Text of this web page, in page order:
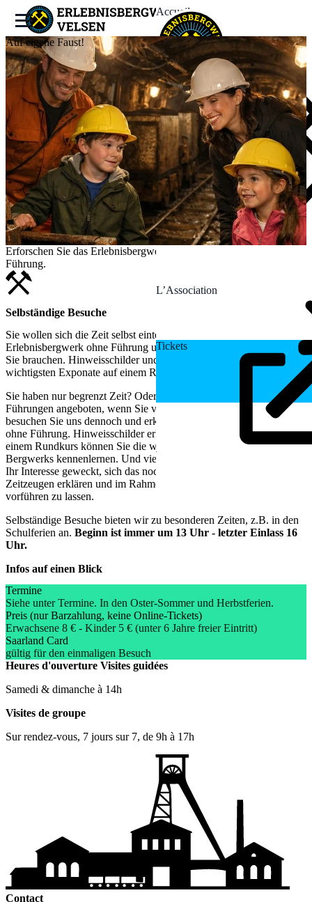
Accueil
La Mine
Expériences
Événements
News
L’Association
Tickets
Auf eigene Faust!
Erforschen Sie das Erlebnisbergwerk auf eigene Faust, ohne
Führung.
Selbständige Besuche
Sie wollen sich die Zeit selbst einteilen? Besuchen Sie das
Erlebnisbergwerk ohne Führung und lassen sich überall die Zeit, die
Sie brauchen. Hinweisschilder und ein Plan erläutern die
wichtigsten Exponate auf einem Rundgang.
Sie haben nur begrenzt Zeit? Oder es werden gerade dann keine
Führungen angeboten, wenn Sie vorbeikommen wollen? Dann
besuchen Sie uns dennoch und erkunden Sie das Erlebnisbergwerk
ohne Führung. Hinweisschilder erklären Ihnen die Exponate. Auf
einem Rundkurs können Sie die wichtigsten Stationen des
Bergwerks kennenlernen. Und vielleicht haben wir ja gerade dann
Ihr Interesse geweckt, sich das nochmal in Ruhe von einem
Zeitzeugen erklären und im Rahmen einer Führung auch in Betrieb
vorführen zu lassen.
Selbständige Besuche bieten wir zu besonderen Zeiten, z.B. in den
Schulferien an. Beginn ist immer um 13 Uhr - letzter Einlass 16
Uhr.
Infos auf einen Blick
Termine
Siehe unter Termine. In den Oster-Sommer und Herbstferien.
Preis (nur Barzahlung, keine Online-Tickets)
Erwachsene 8 € - Kinder 5 € (unter 6 Jahre freier Eintritt)
Saarland Card
gültig für den einmaligen Besuch
Heures d'ouverture Visites guidées
Samedi & dimanche à 14h
Visites de groupe
Sur rendez-vous, 7 jours sur 7, de 9h à 17h
Contact